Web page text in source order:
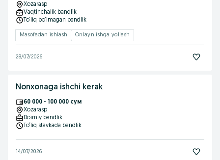
Xozarasp
Vaqtinchalik bandlik
To‘liq bo‘lmagan bandlik
Masofadan ishlash Onlayn ishga yollash
28/07/2026
Nonxonaga ishchi kerak
60 000 - 100 000 сум
Xozarasp
Doimiy bandlik
To‘liq stavkada bandlik
14/07/2026